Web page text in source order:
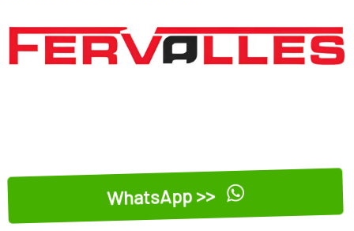
WhatsApp >>